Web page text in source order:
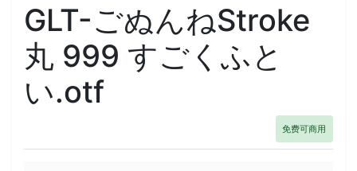
GLT-ごぬんねStroke
丸 999 すごくふと
い.otf
免费可商用